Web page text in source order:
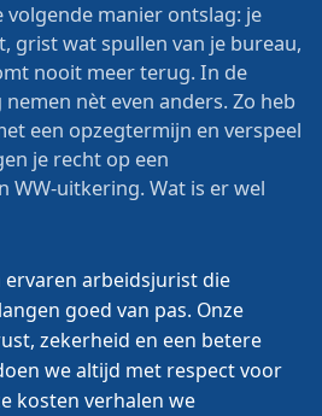
manier ontslag: je
grist wat spullen van je bureau,
nooit meer terug. In de
nèt even anders. Zo heb
een opzegtermijn en verspeel
je recht op een
WW-uitkering. Wat is er wel
ervaren arbeidsjurist die
goed van pas. Onze
zekerheid en een betere
we altijd met respect voor
kosten verhalen we